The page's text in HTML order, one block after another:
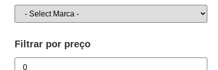
Filtrar por preço